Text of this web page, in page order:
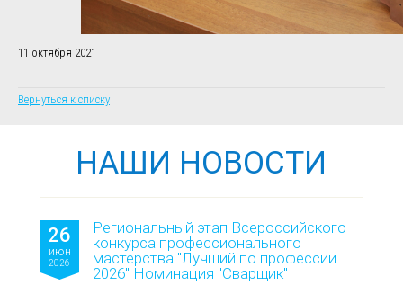
11 октября 2021
Вернуться к списку
НАШИ НОВОСТИ
26
июн
2026
Региональный этап Всероссийского
конкурса профессионального
мастерства "Лучший по профессии
2026" Номинация "Сварщик"